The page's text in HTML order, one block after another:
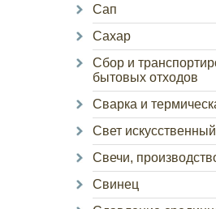
Сап
Сахар
Сбор и
бытовых отходов
Сварка и
Свет искусственный
Свечи,
Свинец